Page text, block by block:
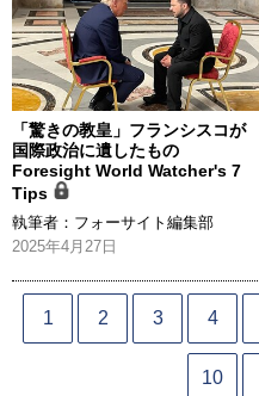
「驚きの教皇」フランシスコが
国際政治に遺したもの
Foresight World Watcher's 7
Tips
執筆者： フォーサイト編集部
2025年4月27日
1 2 3 4
10